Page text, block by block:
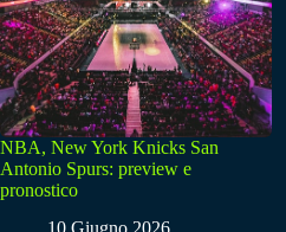
NBA, New York Knicks San
Antonio Spurs: preview e
pronostico